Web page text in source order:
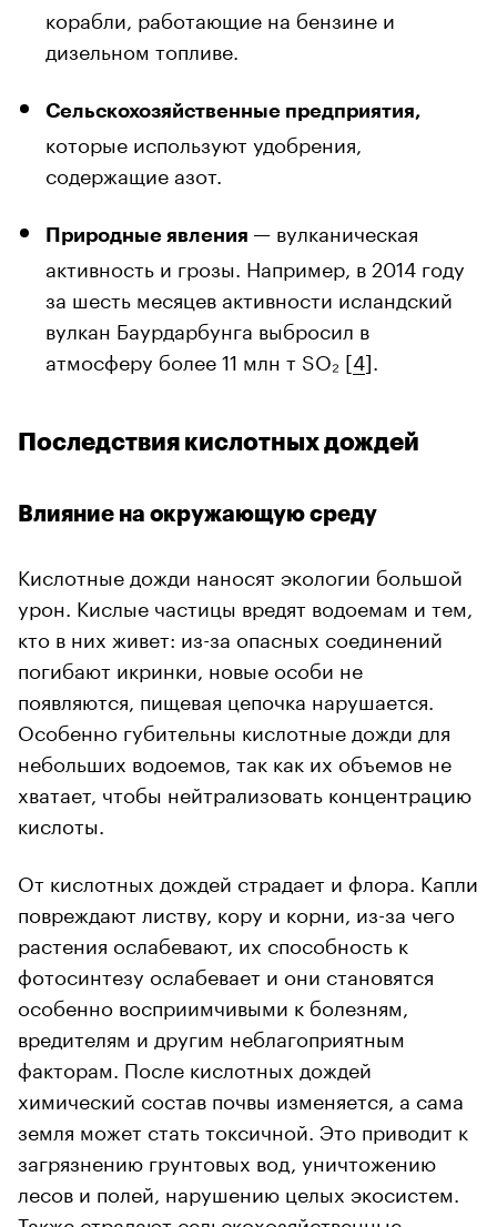
корабли, работающие на бензине и
дизельном топливе.
Сельскохозяйственные предприятия,
которые используют удобрения,
содержащие азот.
Природные явления — вулканическая
активность и грозы. Например, в 2014 году
за шесть месяцев активности исландский
вулкан Баурдарбунга выбросил в
атмосферу более 11 млн т SO₂ [4].
Последствия кислотных дождей
Влияние на окружающую среду
Кислотные дожди наносят экологии большой
урон. Кислые частицы вредят водоемам и тем,
кто в них живет: из-за опасных соединений
погибают икринки, новые особи не
появляются, пищевая цепочка нарушается.
Особенно губительны кислотные дожди для
небольших водоемов, так как их объемов не
хватает, чтобы нейтрализовать концентрацию
кислоты.
От кислотных дождей страдает и флора. Капли
повреждают листву, кору и корни, из-за чего
растения ослабевают, их способность к
фотосинтезу ослабевает и они становятся
особенно восприимчивыми к болезням,
вредителям и другим неблагоприятным
факторам. После кислотных дождей
химический состав почвы изменяется, а сама
земля может стать токсичной. Это приводит к
загрязнению грунтовых вод, уничтожению
лесов и полей, нарушению целых экосистем.